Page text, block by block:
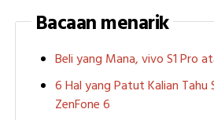
Bacaan menarik
Beli yang Mana, vivo S1 Pro
6 Hal yang Patut Kalian Tahu
ZenFone 6